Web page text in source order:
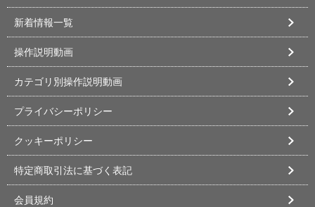
新着情報一覧
操作説明動画
カテゴリ別操作説明動画
プライバシーポリシー
クッキーポリシー
特定商取引法に基づく表記
会員規約